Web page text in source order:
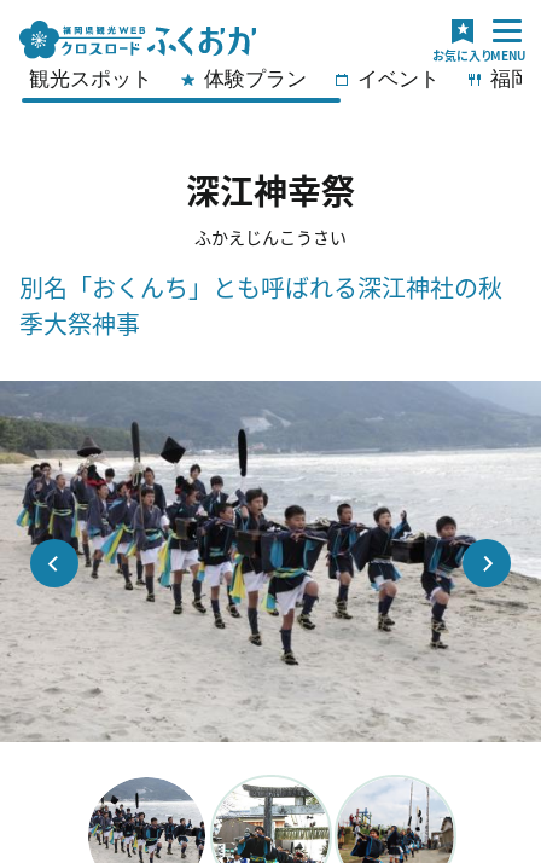
観光スポット 体験プラン イベント 福岡
深江神幸祭
ふかえじんこうさい
別名「おくんち」とも呼ばれる深江神社の秋
季大祭神事